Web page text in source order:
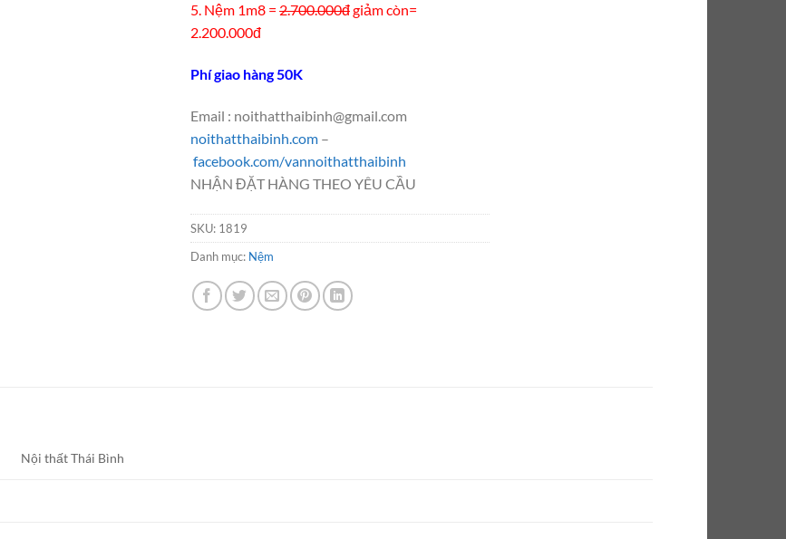
5. Nệm 1m8 = 2.700.000đgiảm còn=
2.200.000đ
Phí giao hàng 50K
Email : noithatthaibinh@gmail.com
noithatthaibinh.com –
facebook.com/vannoithatthaibinh
NHẬN ĐẶT HÀNG THEO YÊU CẦU
SKU: 1819
Danh mục: Nệm
Nội thất Thái Bình